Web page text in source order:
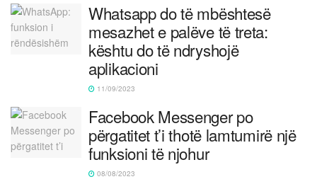
Whatsapp do të mbështesë
mesazhet e palëve të treta:
kështu do të ndryshojë
aplikacioni
11/09/2023
Facebook Messenger po
përgatitet t’i thotë lamtumirë një
funksioni të njohur
08/08/2023